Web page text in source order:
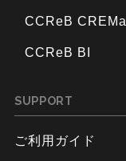
CCReB CREMa
CCReB BI
SUPPORT
ご利用ガイド